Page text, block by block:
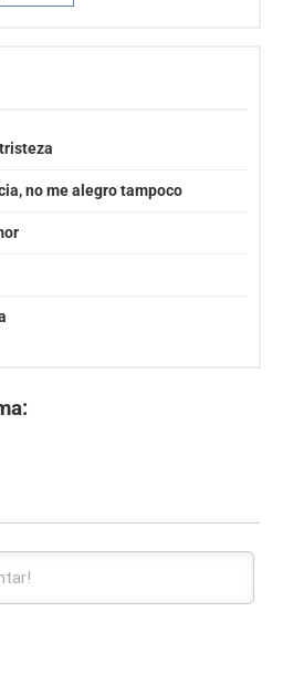
no me alegro tampoco